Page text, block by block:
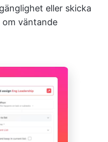
eller skicka
om väntande